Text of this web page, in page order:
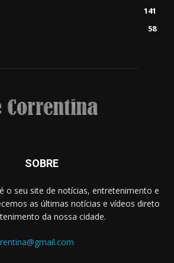
141
58
SOBRE
o seu site de notícias, entretenimento e
as últimas notícias e vídeos direto
da nossa cidade.